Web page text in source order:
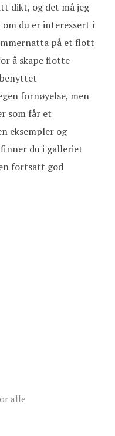
dikt, og det må jeg
du er interessert i
på et flott
å skape flotte
fornøyelse, men
som får et
eksempler og
du i galleriet
fortsatt god
alle